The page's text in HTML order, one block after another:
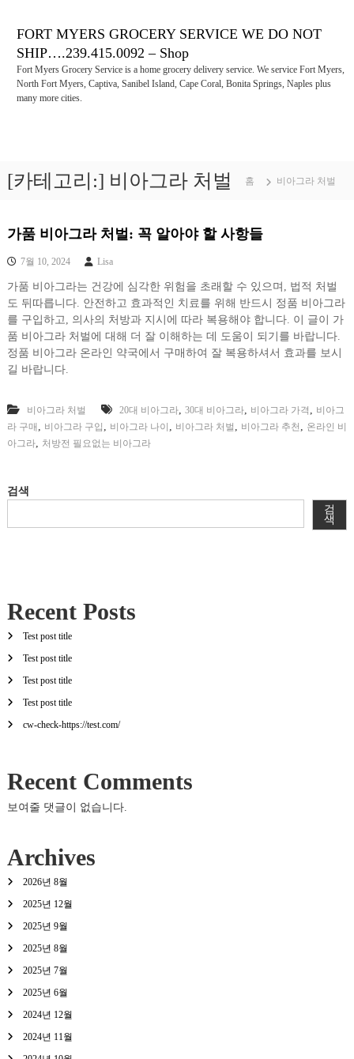
FORT MYERS GROCERY SERVICE WE DO NOT
SHIP….239.415.0092 – Shop
Fort Myers Grocery Service is a home grocery delivery service. We service Fort Myers,
North Fort Myers, Captiva, Sanibel Island, Cape Coral, Bonita Springs, Naples plus
many more cities.
[카테고리:] 비아그라 처벌 홈 비아그라 처벌
가품 비아그라 처벌: 꼭 알아야 할 사항들
7월 10, 2024 Lisa
가품 비아그라는 건강에 심각한 위험을 초래할 수 있으며, 법적 처벌
도 뒤따릅니다. 안전하고 효과적인 치료를 위해 반드시 정품 비아그라
를 구입하고, 의사의 처방과 지시에 따라 복용해야 합니다. 이 글이 가
품 비아그라 처벌에 대해 더 잘 이해하는 데 도움이 되기를 바랍니다.
정품 비아그라 온라인 약국에서 구매하여 잘 복용하셔서 효과를 보시
길 바랍니다.
비아그라 처벌 20대 비아그라, 30대 비아그라, 비아그라 가격 , 비아그
라 구매 , 비아그라 구입 , 비아그라 나이 , 비아그라 처벌 , 비아그라 추천 , 온라인 비
아그라, 처방전 필요없는 비아그라
검색
검
색
Recent Posts
Test post title
Test post title
Test post title
Test post title
cw-check-https://test.com/
Recent Comments
보여줄 댓글이 없습니다.
Archives
2026년 8월
2025년 12월
2025년 9월
2025년 8월
2025년 7월
2025년 6월
2024년 12월
2024년 11월